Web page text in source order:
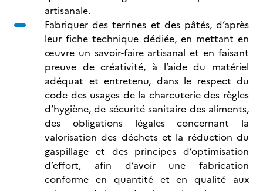
artisanale.
Fabriquer des terrines et des pâtés, d’après
leur fiche technique dédiée, en mettant en
œuvre un savoir-faire artisanal et en faisant
preuve de créativité, à l’aide du matériel
adéquat et entretenu, dans le respect du
code des usages de la charcuterie des règles
d’hygiène, de sécurité sanitaire des aliments,
des obligations légales concernant la
valorisation des déchets et la réduction du
gaspillage et des principes d’optimisation
d’effort, afin d’avoir une fabrication
conforme en quantité et en qualité aux